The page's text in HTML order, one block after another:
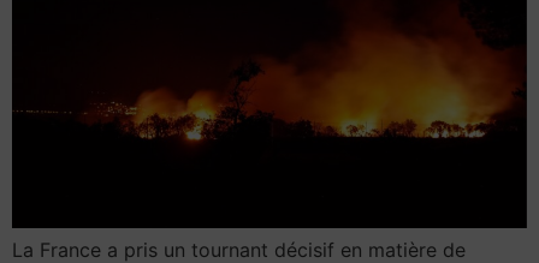
La France a pris un tournant décisif en matière de